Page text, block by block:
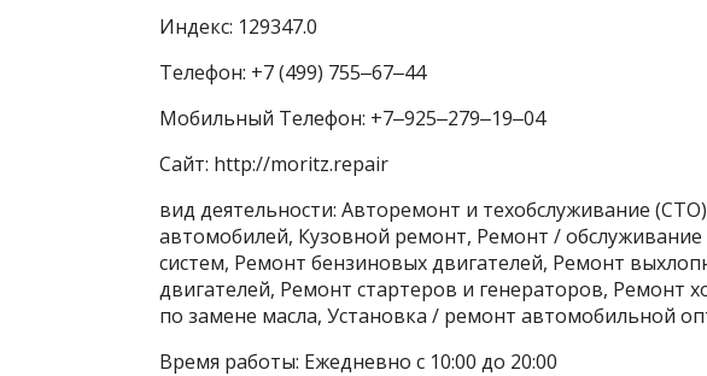
Индекс: 129347.0
Телефон: +7 (499) 755‒67‒44
Мобильный Телефон: +7‒925‒279‒19‒04
Сайт: http://moritz.repair
вид деятельности: Авторемонт и техобслуживание
автомобилей, Кузовной ремонт, Ремонт /
систем, Ремонт бензиновых двигателей, Ремонт
двигателей, Ремонт стартеров и генераторов, Ремонт
по замене масла, Установка / ремонт автомобильной
Время работы: Ежедневно с 10:00 до 20:00